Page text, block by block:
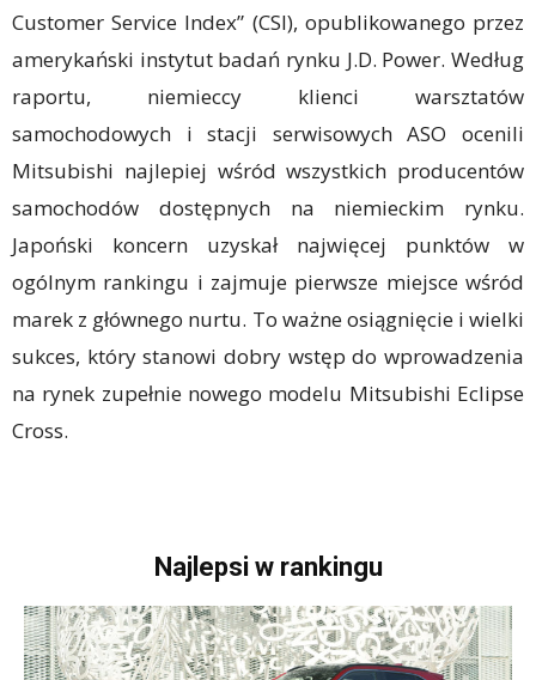
Customer Service Index” (CSI), opublikowanego przez
amerykański instytut badań rynku J.D. Power. Według
raportu, niemieccy klienci warsztatów
samochodowych i stacji serwisowych ASO ocenili
Mitsubishi najlepiej wśród wszystkich producentów
samochodów dostępnych na niemieckim rynku.
Japoński koncern uzyskał najwięcej punktów w
ogólnym rankingu i zajmuje pierwsze miejsce wśród
marek z głównego nurtu. To ważne osiągnięcie i wielki
sukces, który stanowi dobry wstęp do wprowadzenia
na rynek zupełnie nowego modelu Mitsubishi Eclipse
Cross.
Najlepsi w rankingu